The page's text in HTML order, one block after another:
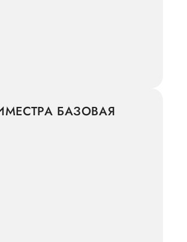
БАЗОВАЯ